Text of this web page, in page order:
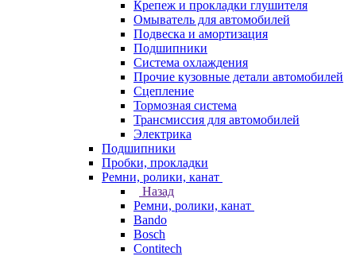
Крепеж и прокладки глушителя
Омыватель для автомобилей
Подвеска и амортизация
Подшипники
Система охлаждения
Прочие кузовные детали автомобилей
Сцепление
Тормозная система
Трансмиссия для автомобилей
Электрика
Подшипники
Пробки, прокладки
Ремни, ролики, канат
Назад
Ремни, ролики, канат
Bando
Bosch
Contitech